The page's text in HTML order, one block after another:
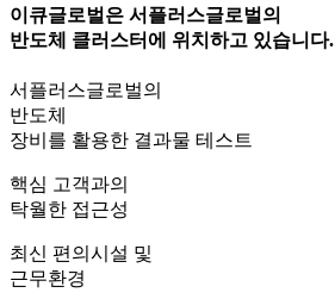
이큐글로벌은 서플러스글로벌의
반도체 클러스터에 위치하고 있습니다.
서플러스글로벌의
반도체
장비를 활용한 결과물 테스트
핵심 고객과의
탁월한 접근성
최신 편의시설 및
근무환경